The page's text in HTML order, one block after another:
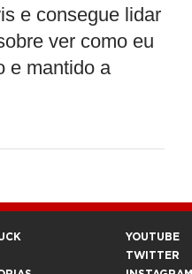
e consegue lidar
ver como eu
e mantido a
YOUTUBE
TWITTER